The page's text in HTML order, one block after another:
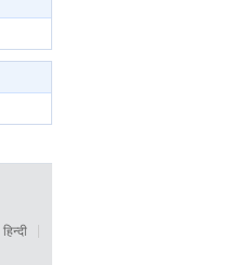
हिन्दी